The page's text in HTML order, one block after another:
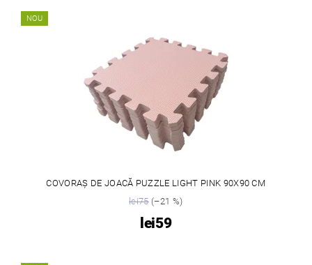
NOU
COVORAȘ DE JOACĂ PUZZLE LIGHT PINK 90X90 CM
lei75(–21 %)
lei59